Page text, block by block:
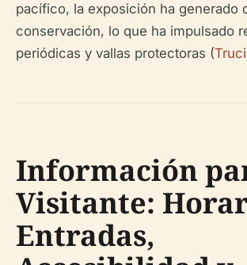
pacífico, la exposición ha generado
conservación, lo que ha impulsado
periódicas y vallas protectoras (
Información
Visitante:
Entradas,